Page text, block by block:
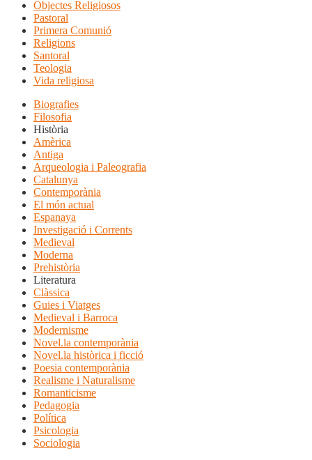
Objectes Religiosos
Pastoral
Primera Comunió
Religions
Santoral
Teologia
Vida religiosa
Biografies
Filosofia
Història
Amèrica
Antiga
Arqueologia i Paleografia
Catalunya
Contemporània
El món actual
Espanaya
Investigació i Corrents
Medieval
Moderna
Prehistòria
Literatura
Clàssica
Guies i Viatges
Medieval i Barroca
Modernisme
Novel.la contemporània
Novel.la històrica i ficció
Poesia contemporània
Realisme i Naturalisme
Romanticisme
Pedagogia
Política
Psicologia
Sociologia